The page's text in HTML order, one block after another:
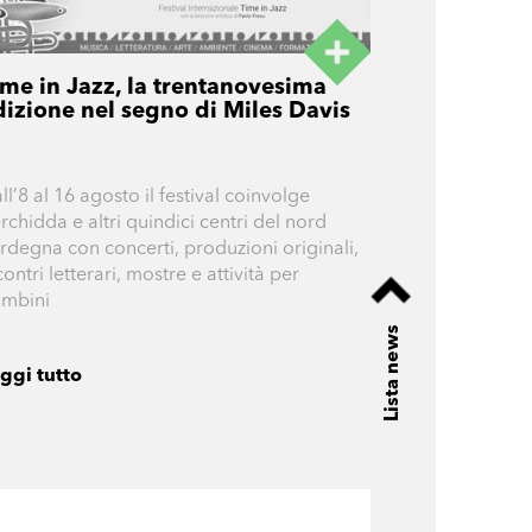
in Jazz, la trentanovesima
nel segno di Miles Davis
al 16 agosto il festival coinvolge
e altri quindici centri del nord
con concerti, produzioni originali,
letterari, mostre e attività per
tutto Lista news